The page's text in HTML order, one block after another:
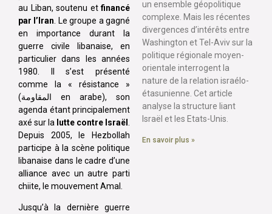
au Liban, soutenu etfinancé
par l’Iran . Le groupe a gagné
en importance durant la
guerre civile libanaise, en
particulier dans les années
1980. Il s’est présenté
comme la « résistance »
(المقاومة en arabe), son
agenda étant principalement
axé sur la lutte contre Israël
Depuis 2005, le Hezbollah
participe à la scène politique
libanaise dans le cadre d’une
alliance avec un autre parti
chiite, le mouvement Amal.
Jusqu’à la dernière guerre
un ensemble géopolitique
complexe. Mais les récentes
divergences d’intérêts entre
Washington et Tel-Aviv sur la
politique régionale moyen-
orientale interrogent la
nature de la relation israélo-
étasunienne. Cet article
analyse la structure liant
Israël et les Etats-Unis.
En savoir plus »